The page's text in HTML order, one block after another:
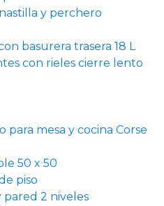
y perchero
basurera trasera 18 L
con rieles cierre lento
para mesa y cocina Corse
50 x 50
piso
pared 2 niveles